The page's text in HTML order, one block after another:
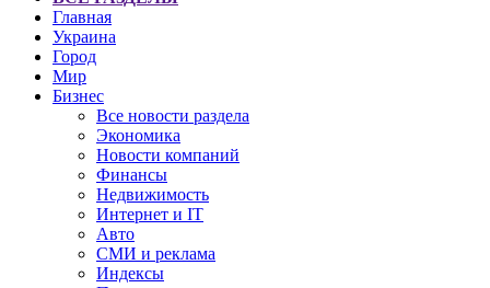
Главная
Украина
Город
Мир
Бизнес
Все новости раздела
Экономика
Новости компаний
Финансы
Недвижимость
Интернет и IT
Авто
СМИ и реклама
Индексы